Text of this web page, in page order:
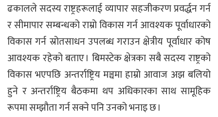
ढकालले सदस्य राष्ट्रहरूलाई व्यापार सहजीकरण प्रवर्द्धन गर्न
र सीमापार सम्बन्धको राम्रो विकास गर्न आवश्यक पूर्वाधारको
विकास गर्न स्रोतसाधन उपलब्ध गराउन क्षेत्रीय पूर्वाधार कोष
आवश्यक रहेको बताए । बिमस्टेक क्षेत्रका सबै सदस्य राष्ट्रको
विकास भएपछि अन्तर्राष्ट्रिय मञ्चमा हाम्रो आवाज अझ बलियो
हुने र अन्तर्राष्ट्रिय बैठकमा थप अधिकारका साथ सामूहिक
रूपमा सम्झौता गर्न सक्ने पनि उनको भनाइ छ ।